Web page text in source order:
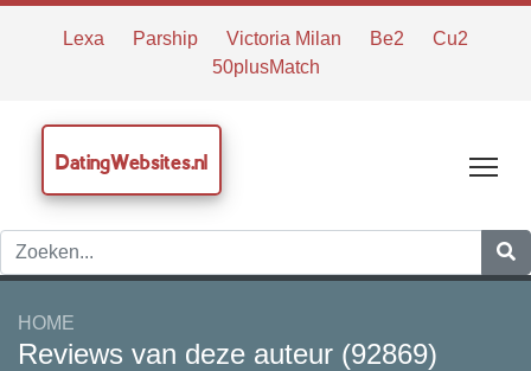
Lexa Parship Victoria Milan Be2
Cu2
50plusMatch
DatingWebsites.nl
HOME
Reviews van deze auteur (92869)